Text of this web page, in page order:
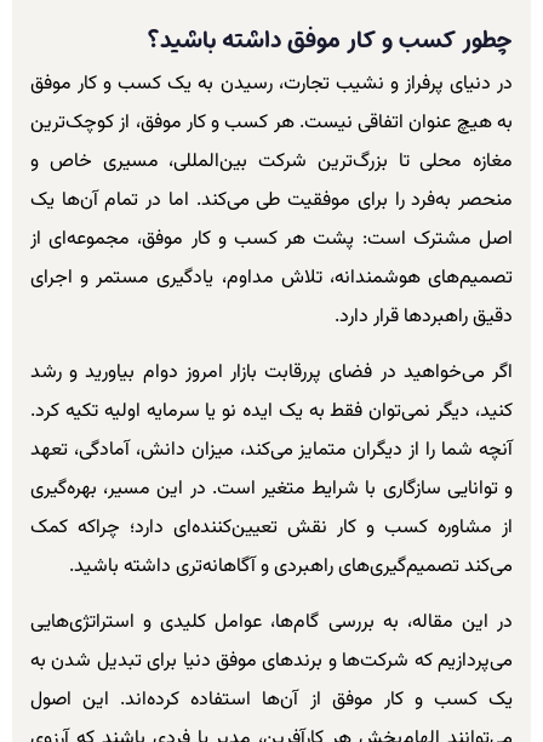
چطور کسب و کار موفق داشته باشید؟
در دنیای پرفراز و نشیب تجارت، رسیدن به یک کسب و کار موفق
به هیچ عنوان اتفاقی نیست. هر کسب و کار موفق، از کوچک‌ترین
مغازه محلی تا بزرگ‌ترین شرکت بین‌المللی، مسیری خاص و
منحصر به‌فرد را برای موفقیت طی می‌کند. اما در تمام آن‌ها یک
اصل مشترک است: پشت هر کسب و کار موفق، مجموعه‌ای از
تصمیم‌های هوشمندانه، تلاش مداوم، یادگیری مستمر و اجرای
دقیق راهبردها قرار دارد.
اگر می‌خواهید در فضای پررقابت بازار امروز دوام بیاورید و رشد
کنید، دیگر نمی‌توان فقط به یک ایده نو یا سرمایه اولیه تکیه کرد.
آنچه شما را از دیگران متمایز می‌کند، میزان دانش، آمادگی، تعهد
و توانایی سازگاری با شرایط متغیر است. در این مسیر، بهره‌گیری
از مشاوره کسب و کار نقش تعیین‌کننده‌ای دارد؛ چراکه کمک
می‌کند تصمیم‌گیری‌های راهبردی و آگاهانه‌تری داشته باشید.
در این مقاله، به بررسی گام‌ها، عوامل کلیدی و استراتژی‌هایی
می‌پردازیم که شرکت‌ها و برندهای موفق دنیا برای تبدیل شدن به
یک کسب و کار موفق از آن‌ها استفاده کرده‌اند. این اصول